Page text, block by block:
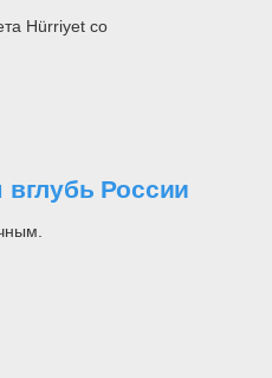
Hürriyet со
России